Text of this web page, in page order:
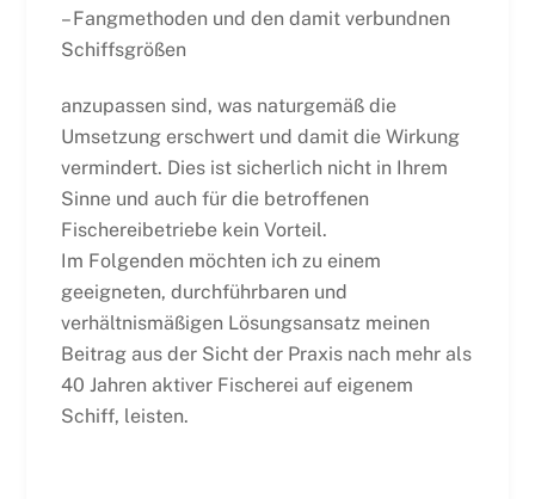
– Fangmethoden und den damit verbundnen
Schiffsgrößen
anzupassen sind, was naturgemäß die
Umsetzung erschwert und damit die Wirkung
vermindert. Dies ist sicherlich nicht in Ihrem
Sinne und auch für die betroffenen
Fischereibetriebe kein Vorteil.
Im Folgenden möchten ich zu einem
geeigneten, durchführbaren und
verhältnismäßigen Lösungsansatz meinen
Beitrag aus der Sicht der Praxis nach mehr als
40 Jahren aktiver Fischerei auf eigenem
Schiff, leisten.